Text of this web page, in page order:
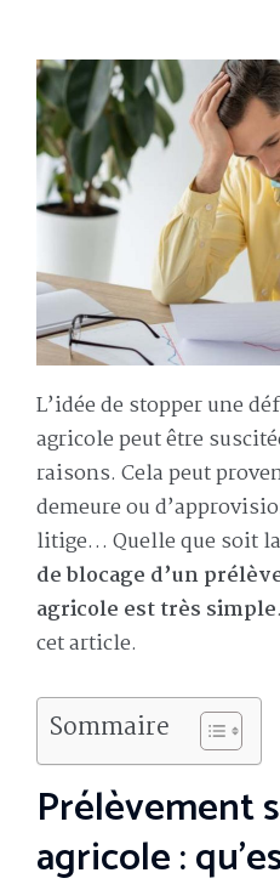
L’idée de stopper une
agricole peut être
raisons. Cela peut
demeure ou
litige… Quelle que soit
de blocage d’un
agricole est très simple
cet article.
Sommaire
Prélèvement
agricole :